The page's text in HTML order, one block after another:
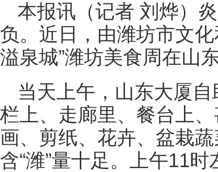
本报讯（记者 刘烨）
负。近日，由潍坊市文
溢泉城”潍坊美食周在山
当天上午，山东大厦自
栏上、走廊里、餐台上
画、剪纸、花卉、盆栽
含“潍”量十足。上午11